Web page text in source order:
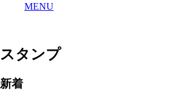
MENU
スタンプ
新着